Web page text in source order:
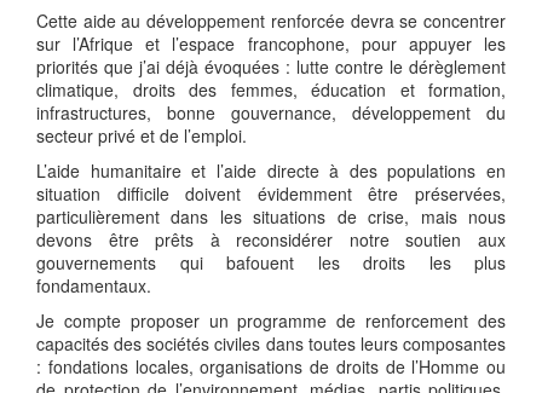
Cette aide au développement renforcée devra se concentrer
sur l’Afrique et l’espace francophone, pour appuyer les
priorités que j’ai déjà évoquées : lutte contre le dérèglement
climatique, droits des femmes, éducation et formation,
infrastructures, bonne gouvernance, développement du
secteur privé et de l’emploi.
L’aide humanitaire et l’aide directe à des populations en
situation difficile doivent évidemment être préservées,
particulièrement dans les situations de crise, mais nous
devons être prêts à reconsidérer notre soutien aux
gouvernements qui bafouent les droits les plus
fondamentaux.
Je compte proposer un programme de renforcement des
capacités des sociétés civiles dans toutes leurs composantes
: fondations locales, organisations de droits de l’Homme ou